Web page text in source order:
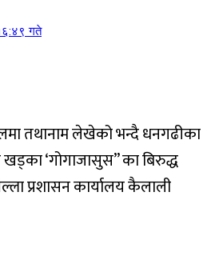
गते
तथानाम लेखेको भन्दै धनगढीका
‘गोगाजासुस” का बिरुद्ध
प्रशासन कार्यालय कैलाली